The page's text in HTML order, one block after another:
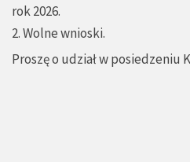
rok 2026.
2. Wolne wnioski.
Proszę o udział w posiedzeniu